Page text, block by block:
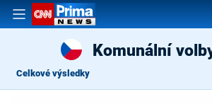
Komunální
Celkové výsledky